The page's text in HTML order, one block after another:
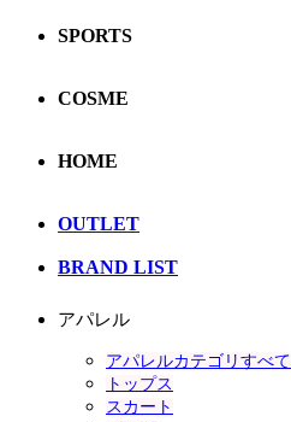
SPORTS
COSME
HOME
OUTLET
BRAND LIST
アパレル
アパレルカテゴリすべて
トップス
スカート